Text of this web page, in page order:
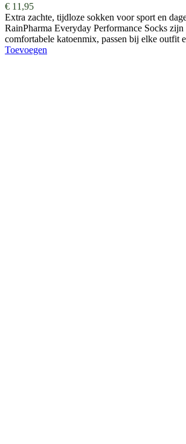
€ 11,95
Extra zachte, tijdloze sokken voor sport en
RainPharma Everyday Performance Socks zijn
comfortabele katoenmix, passen bij elke outfit
Toevoegen